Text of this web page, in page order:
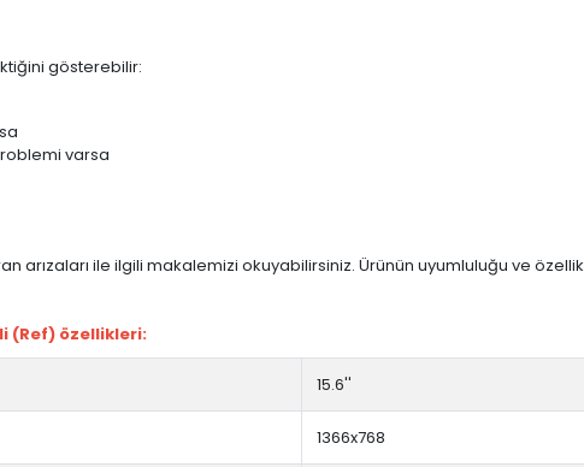
gösterebilir:
varsa
arızaları ile ilgili makalemizi okuyabilirsiniz. Ürünün uyumluluğu ve
(Ref) özellikleri:
15.6''
1366x768